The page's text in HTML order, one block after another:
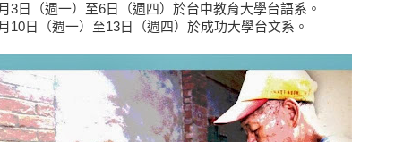
3日（週一）至6日（週四）於台中教育大學台語系。
10日（週一）至13日（週四）於成功大學台文系。